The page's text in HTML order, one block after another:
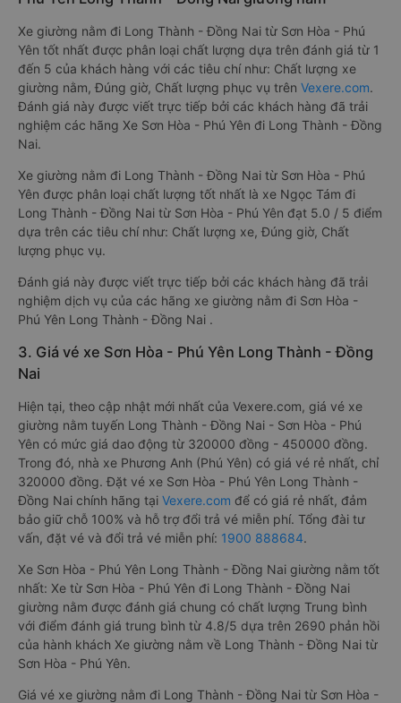
Xe giường nằm đi Long Thành - Đồng Nai từ Sơn Hòa - Phú
Yên tốt nhất được phân loại chất lượng dựa trên đánh giá từ 1
đến 5 của khách hàng với các tiêu chí như: Chất lượng xe
giường nằm, Đúng giờ, Chất lượng phục vụ trên Vexere.com.
Đánh giá này được viết trực tiếp bởi các khách hàng đã trải
nghiệm các hãng Xe Sơn Hòa - Phú Yên đi Long Thành - Đồng
Nai.
Xe giường nằm đi Long Thành - Đồng Nai từ Sơn Hòa - Phú
Yên được phân loại chất lượng tốt nhất là xe Ngọc Tám đi
Long Thành - Đồng Nai từ Sơn Hòa - Phú Yên đạt 5.0 / 5 điểm
dựa trên các tiêu chí như: Chất lượng xe, Đúng giờ, Chất
lượng phục vụ.
Đánh giá này được viết trực tiếp bởi các khách hàng đã trải
nghiệm dịch vụ của các hãng xe giường nằm đi Sơn Hòa -
Phú Yên Long Thành - Đồng Nai .
3. Giá vé xe Sơn Hòa - Phú Yên Long Thành - Đồng
Nai
Hiện tại, theo cập nhật mới nhất của Vexere.com, giá vé xe
giường nằm tuyến Long Thành - Đồng Nai - Sơn Hòa - Phú
Yên có mức giá dao động từ 320000 đồng - 450000 đồng.
Trong đó, nhà xe Phương Anh (Phú Yên) có giá vé rẻ nhất, chỉ
320000 đồng. Đặt vé xe Sơn Hòa - Phú Yên Long Thành -
Đồng Nai chính hãng tại Vexere.com để có giá rẻ nhất, đảm
bảo giữ chỗ 100% và hỗ trợ đổi trả vé miễn phí. Tổng đài tư
vấn, đặt vé và đổi trả vé miễn phí: 1900 888684.
Xe Sơn Hòa - Phú Yên Long Thành - Đồng Nai giường nằm tốt
nhất: Xe từ Sơn Hòa - Phú Yên đi Long Thành - Đồng Nai
giường nằm được đánh giá chung có chất lượng Trung bình
với điểm đánh giá trung bình từ 4.8/5 dựa trên 2690 phản hồi
của hành khách Xe giường nằm về Long Thành - Đồng Nai từ
Sơn Hòa - Phú Yên.
Giá vé xe giường nằm đi Long Thành - Đồng Nai từ Sơn Hòa -